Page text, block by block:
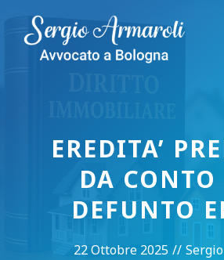
contenuto
EREDITA’
DA CONTO
DEFUNTO
22 Ottobre 2025 //